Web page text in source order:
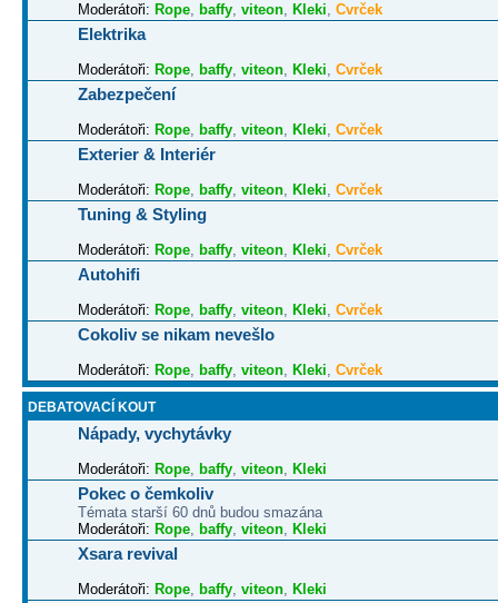
Moderátoři: Rope, baffy, viteon, Kleki, Cvrček
Elektrika
Moderátoři: Rope, baffy, viteon, Kleki, Cvrček
Zabezpečení
Moderátoři: Rope, baffy, viteon, Kleki, Cvrček
Exterier & Interiér
Moderátoři: Rope, baffy, viteon, Kleki, Cvrček
Tuning & Styling
Moderátoři: Rope, baffy, viteon, Kleki, Cvrček
Autohifi
Moderátoři: Rope, baffy, viteon, Kleki, Cvrček
Cokoliv se nikam nevešlo
Moderátoři: Rope, baffy, viteon, Kleki, Cvrček
DEBATOVACÍ KOUT
Nápady, vychytávky
Moderátoři: Rope, baffy, viteon, Kleki
Pokec o čemkoliv
Témata starší 60 dnů budou smazána
Moderátoři: Rope, baffy, viteon, Kleki
Xsara revival
Moderátoři: Rope, baffy, viteon, Kleki